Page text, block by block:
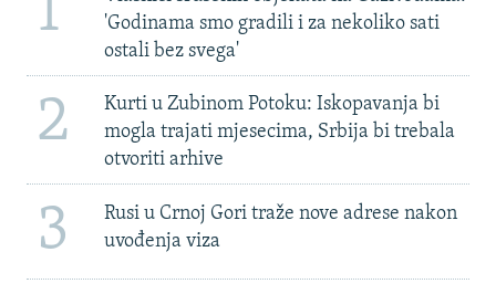
1
'Godinama smo gradili i za nekoliko sati
ostali bez svega'
2
Kurti u Zubinom Potoku: Iskopavanja bi
mogla trajati mjesecima, Srbija bi trebala
otvoriti arhive
3
Rusi u Crnoj Gori traže nove adrese nakon
uvođenja viza